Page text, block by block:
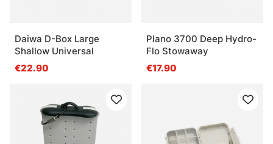
Daiwa D-Box Large
Shallow Universal
€22.90
Plano 3700 Deep Hydro-
Flo Stowaway
€17.90